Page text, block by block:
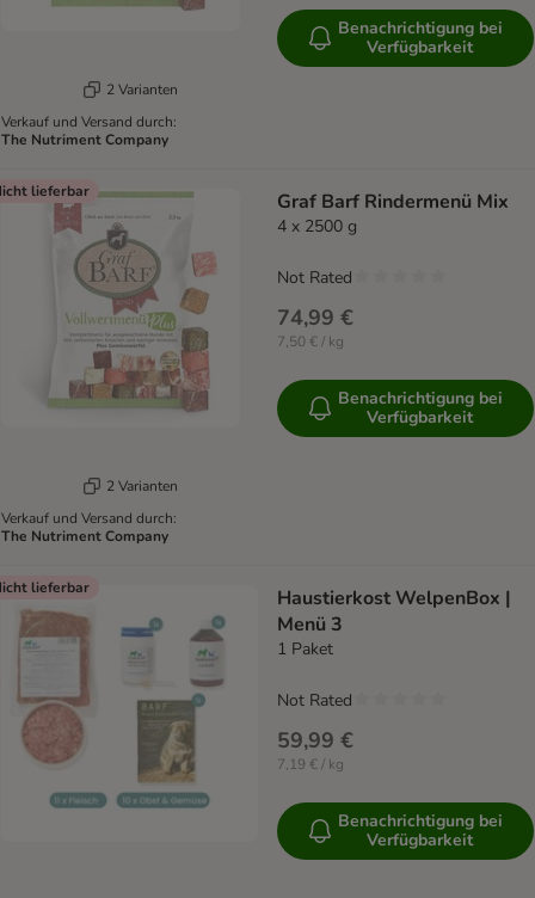
2 Varianten
Verkauf und Versand durch:
The Nutriment Company
Benachrichtigung bei
Verfügbarkeit
lieferbar
2 Varianten
Verkauf und Versand durch:
The Nutriment Company
Graf Barf Rindermenü Mix
4 x 2500 g
74,99 €
7,50 € / kg
Not Rated
Benachrichtigung bei
Verfügbarkeit
lieferbar
Haustierkost WelpenBox |
Menü 3
1 Paket
59,99 €
7,19 € / kg
Not Rated
Benachrichtigung bei
Verfügbarkeit